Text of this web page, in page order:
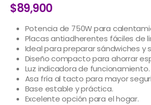
$89,900
Potencia de 750W para
Placas antiadherentes fáciles de
Ideal para preparar sándwiches y
Diseño compacto para ahorrar
Luz indicadora de funcionamiento.
Asa fría al tacto para mayor
Base estable y práctica.
Excelente opción para el hogar.